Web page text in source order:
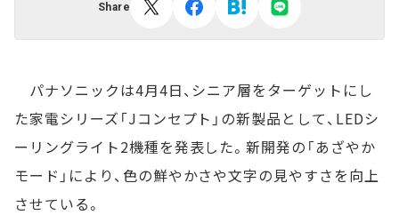
Share
パナソニックは4月4日、シニア層をターゲットにし
た家電シリーズ「Jコンセプト」の新製品として、LEDシ
ーリングライト2機種を発表した。新開発の「あざやか
モード」により、色の鮮やかさや文字の見やすさを向上
させている。